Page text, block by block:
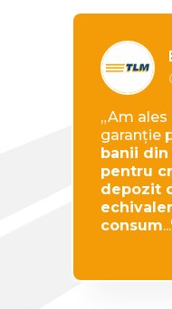
„Am ales
garanție
banii
pentru
depozit
consum